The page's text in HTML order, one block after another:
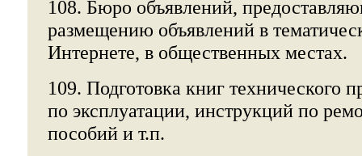
108. Бюро объявлений,
размещению объявлений в
Интернете, в общественных местах.
109. Подготовка книг технического
по эксплуатации, инструкций по
пособий и т.п.